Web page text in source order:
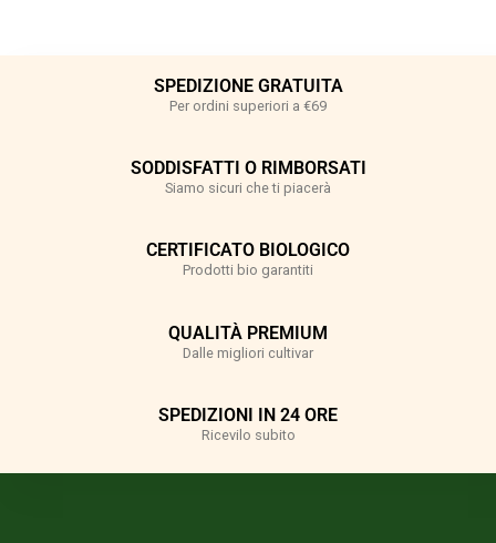
SPEDIZIONE GRATUITA
Per ordini superiori a €69
SODDISFATTI O RIMBORSATI
Siamo sicuri che ti piacerà
CERTIFICATO BIOLOGICO
Prodotti bio garantiti
QUALITÀ PREMIUM
Dalle migliori cultivar
SPEDIZIONI IN 24 ORE
Ricevilo subito